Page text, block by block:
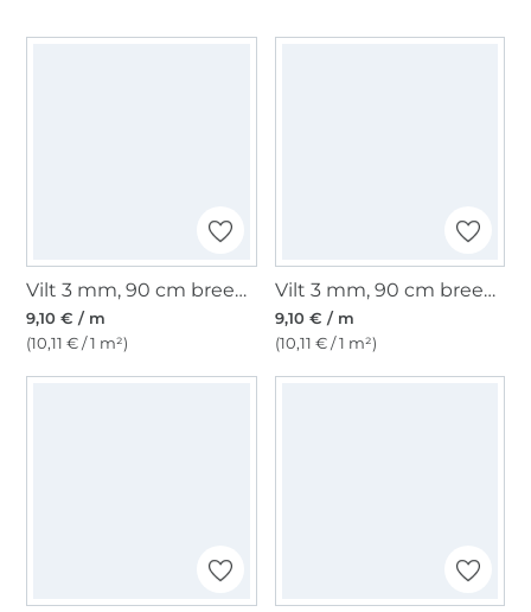
Vilt 3 mm, 90 cm breed, grijs gemêleerd
9,10 € / m
(10,11 € / 1 m²)
Vilt 3 mm, 90 cm breed, antracietgrijs
9,10 € / m
(10,11 € / 1 m²)